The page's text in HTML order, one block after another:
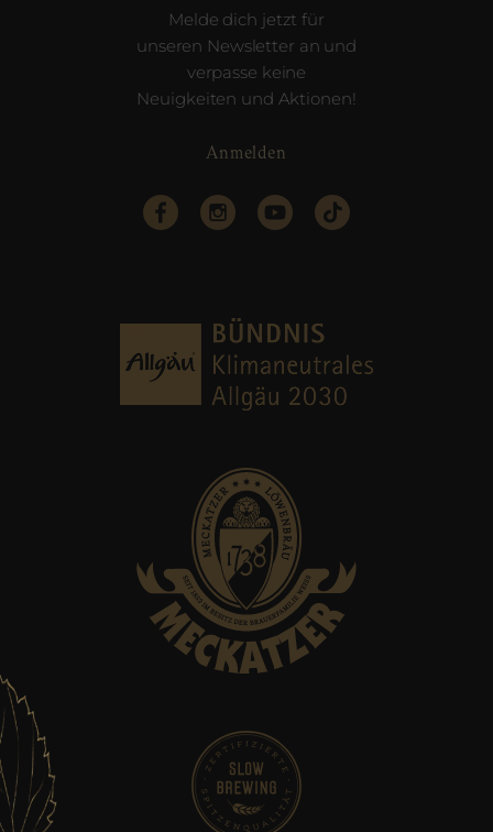
Melde dich jetzt für
unseren Newsletter an und
verpasse keine
Neuigkeiten und Aktionen!
Anmelden